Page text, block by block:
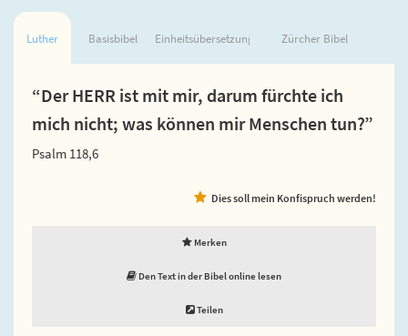
Luther Basisbibel Einheitsübersetzung Zürcher Bibel
“Der HERR ist mit mir, darum fürchte ich
mich nicht; was können mir Menschen tun?”
Psalm 118,6
Dies soll mein Konfispruch werden!
Merken
Den Text in der Bibel online lesen
Teilen